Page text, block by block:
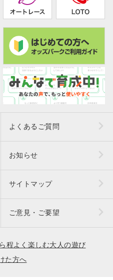
よくあるご質問
お知らせ
サイトマップ
ご意見・ご要望
程よく楽しむ大人の遊び
た方へ